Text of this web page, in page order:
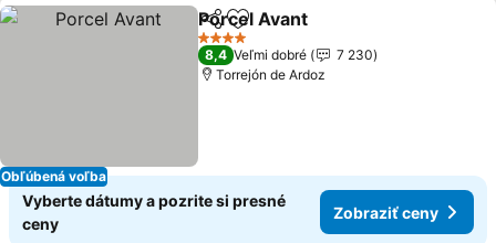
Obľúbená voľba
ZdieľaťPridať do obľúbených
Porcel Avant
4 Počet hviezdičiek
8,4 Veľmi dobré
7 230
Torrejón de Ardoz
Vyberte dátumy a pozrite si presné
ceny
Zobraziť ceny